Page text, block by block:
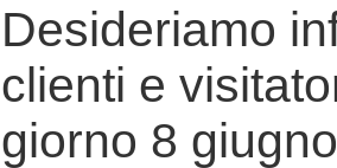
Desideriamo
clienti e
giorno 8